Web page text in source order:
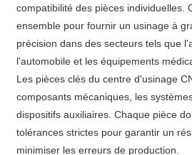
compatibilité des pièces individuelles.
ensemble pour fournir un usinage à
précision dans des secteurs tels que
l'automobile et les équipements
Les pièces clés du centre d'usinage
composants mécaniques, les
dispositifs auxiliaires. Chaque pièce
tolérances strictes pour garantir un
minimiser les erreurs de production.